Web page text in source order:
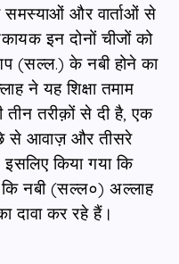
और वार्ताओं से
इन दोनों चीजों को
(सल्ल.) के नबी होने का
ने यह शिक्षा तमाम
तरीक़ों से दी है, एक
से आवाज़ और तीसरे
किया गया कि
कि नबी (सल्ल०) अल्लाह
कर रहे हैं।